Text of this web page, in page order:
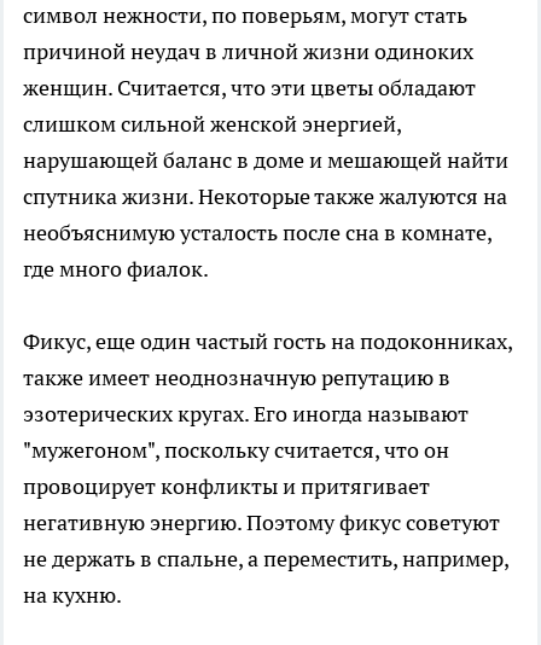
символ нежности, по поверьям, могут стать
причиной неудач в личной жизни одиноких
женщин. Считается, что эти цветы обладают
слишком сильной женской энергией,
нарушающей баланс в доме и мешающей найти
спутника жизни. Некоторые также жалуются на
необъяснимую усталость после сна в комнате,
где много фиалок.
Фикус, еще один частый гость на подоконниках,
также имеет неоднозначную репутацию в
эзотерических кругах. Его иногда называют
"мужегоном", поскольку считается, что он
провоцирует конфликты и притягивает
негативную энергию. Поэтому фикус советуют
не держать в спальне, а переместить, например,
на кухню.